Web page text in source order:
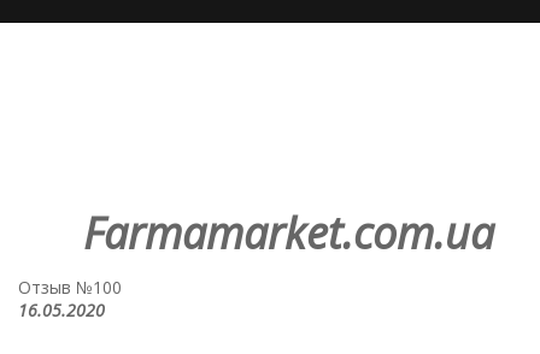
Farmamarket.com.ua
Отзыв №100
16.05.2020